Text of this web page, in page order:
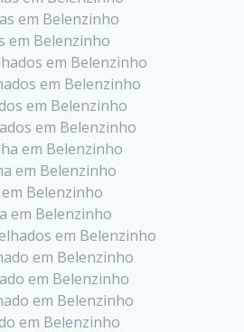
em Belenzinho
em Belenzinho
em Belenzinho
em Belenzinho
em Belenzinho
em Belenzinho
em Belenzinho
em Belenzinho
Belenzinho
em Belenzinho
em Belenzinho
em Belenzinho
em Belenzinho
em Belenzinho
em Belenzinho